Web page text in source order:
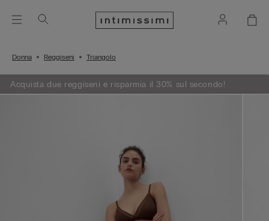
Donna Reggiseni Triangolo
Acquista due reggiseni e risparmia il 30% sul secondo!